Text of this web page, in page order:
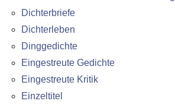
Dichterbriefe
Dichterleben
Dinggedichte
Eingestreute Gedichte
Eingestreute Kritik
Einzeltitel